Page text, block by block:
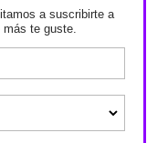
a suscribirte a
más te guste.